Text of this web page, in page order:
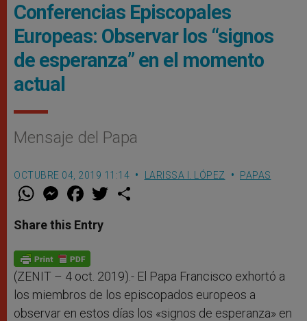
Conferencias Episcopales
Europeas: Observar los “signos
de esperanza” en el momento
actual
Mensaje del Papa
OCTUBRE 04, 2019 11:14 LARISSA I. LÓPEZ PAPAS
W
t
s
p
p
M
e
s
e
g
e
F
a
e
b
o
k
w
Share this Entry
(ZENIT – 4 oct. 2019).- El Papa Francisco exhortó a
los miembros de los episcopados europeos a
observar en estos días los «signos de esperanza» en